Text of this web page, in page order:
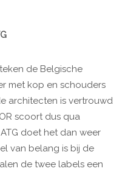
de Belgische
met kop en schouders
architecten is vertrouwd
scoort dus qua
doet het dan weer
van belang is bij de
de twee labels een